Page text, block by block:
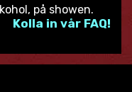
på showen.
Kolla in vår FAQ!